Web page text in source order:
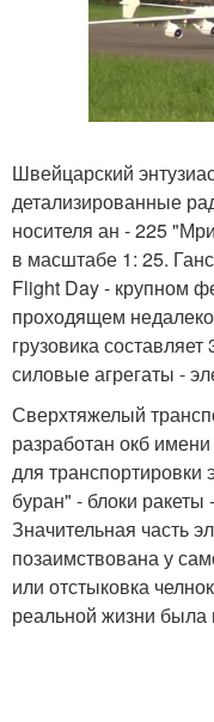
Швейцарский
детализированные
носителя ан - 225
в масштабе 1: 25.
Flight Day - крупном
проходящем
грузовика
силовые агрегаты -
Сверхтяжелый
разработан окб
для
буран" - блоки ракеты
Значительная часть
позаимствована у
или отстыковка
реальной жизни